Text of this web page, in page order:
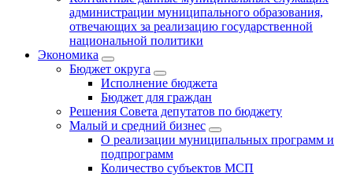
администрации муниципального образования,
отвечающих за реализацию государственной
национальной политики
Экономика
Бюджет округa
Исполнение бюджета
Бюджет для граждан
Решения Совета депутатов по бюджету
Малый и средний бизнес
О реализации муниципальных программ и
подпрограмм
Количество субъектов МСП